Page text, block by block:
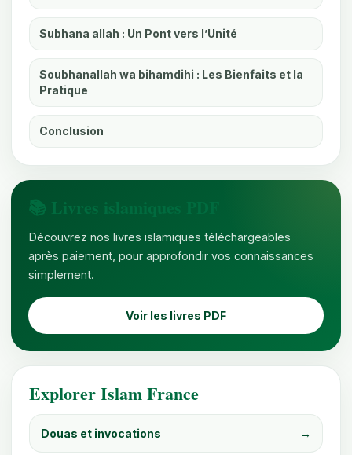
Subhana allah : Un Pont vers l’Unité
Soubhanallah wa bihamdihi : Les Bienfaits et la
Pratique
Conclusion
📚 Livres islamiques PDF
Découvrez nos livres islamiques téléchargeables
après paiement, pour approfondir vos connaissances
simplement.
Voir les livres PDF
Explorer Islam France
Douas et invocations →